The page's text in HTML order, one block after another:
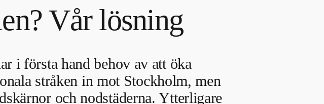
Vår lösning
i första hand behov av att öka
stråken in mot Stockholm, men
och nodstäderna. Ytterligare